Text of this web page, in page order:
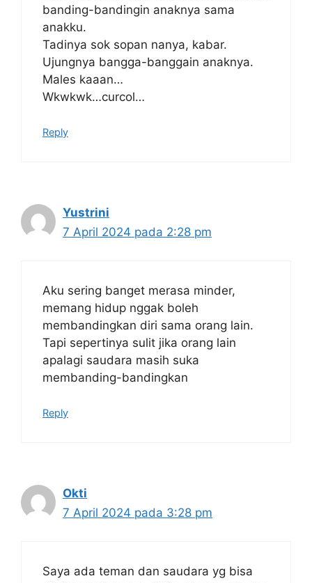
banding-bandingin anaknya sama
anakku.
Tadinya sok sopan nanya, kabar.
Ujungnya bangga-banggain anaknya.
Males kaaan…
Wkwkwk…curcol…
Reply
Yustrini
7 April 2024 pada 2:28 pm
Aku sering banget merasa minder,
memang hidup nggak boleh
membandingkan diri sama orang lain.
Tapi sepertinya sulit jika orang lain
apalagi saudara masih suka
membanding-bandingkan
Reply
Okti
7 April 2024 pada 3:28 pm
Saya ada teman dan saudara yg bisa